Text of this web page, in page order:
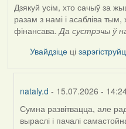
Дзякуй усім, хто сачыў за
разам з намі і асабліва
фінансава. Да сустрэчы ў
Увайдзіце ці
nataly.d - 15.07.2026 -
In
reply
Сумна развітвацца, але
выраслі і пачалі